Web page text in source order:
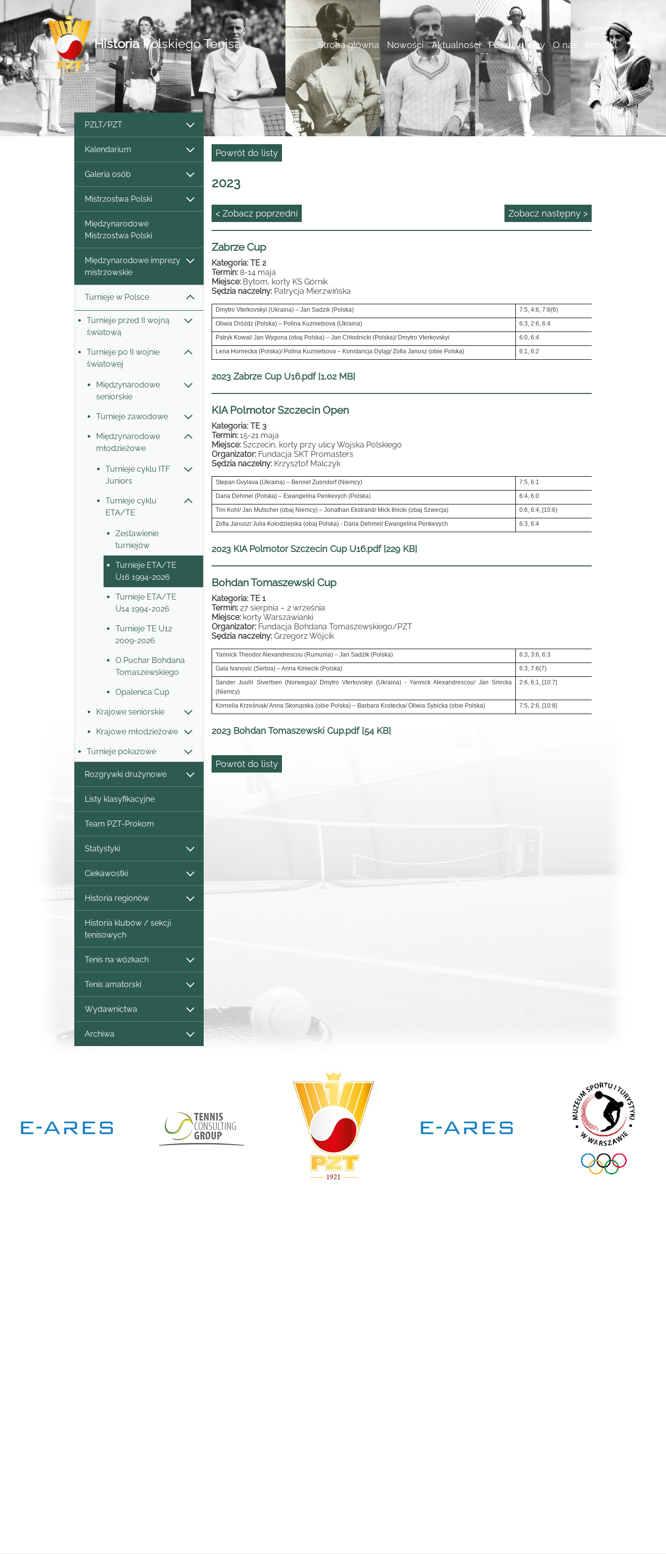
HistoriaPolskiego Tenisa Strona główna Nowości Aktualności Poszukujemy O nas Kontakt
PZLT/PZT
Kalendarium
Galeria osób
Mistrzostwa Polski
Międzynarodowe
Mistrzostwa Polski
Międzynarodowe imprezy
mistrzowskie
Turnieje w Polsce
Turnieje przed II wojną
światową
Turnieje po II wojnie
światowej
Międzynarodowe
seniorskie
Turnieje zawodowe
Międzynarodowe
młodzieżowe
Turnieje cyklu ITF
Juniors
Turnieje cyklu
ETA/TE
Zestawienie
turniejów
Turnieje ETA/TE
U16 1994-2026
Turnieje ETA/TE
U14 1994-2026
Turnieje TE U12
2009-2026
O Puchar Bohdana
Tomaszewskiego
Opalenica Cup
Krajowe seniorskie
Krajowe młodzieżowe
Turnieje pokazowe
Rozgrywki drużynowe
Listy klasyfikacyjne
Team PZT-Prokom
Statystyki
Ciekawostki
Historia regionów
Historia klubów / sekcji
tenisowych
Tenis na wózkach
Tenis amatorski
Wydawnictwa
Archiwa
Powrót do listy
2023
< Zobacz poprzedni Zobacz następny >
Zabrze Cup
Kategoria: TE 2
Termin: 8-14 maja
Miejsce: Bytom, korty KS Górnik
Sędzia naczelny: Patrycja Mierzwińska
Dmytro Vterkovskyi (Ukraina) – Jan Sadzik (Polska)
7:5, 4:6, 7:6(6)
Oliwia Dróżdz (Polska) – Polina Kuznietsova (Ukraina)
6:3, 2:6, 6:4
Patryk Kowal/ Jan Wygona (obaj Polska) – Jan Chłodnicki (Polska)/ Dmytro Vterkovskyi
6:0, 6:4
Lena Hornecka (Polska)/ Polina Kuznietsova – Konstancja Dyląg/ Zofia Janusz (obie Polska)
6:1, 6:2
2023 Zabrze Cup U16.pdf [1,02 MB]
KIA Polmotor Szczecin Open
Kategoria: TE 3
Termin: 15-21 maja
Miejsce: Szczecin, korty przy ulicy Wojska Polskiego
Organizator: Fundacja SKT Promasters
Sędzia naczelny: Krzysztof Malczyk
Stepan Gvylava (Ukraina) – Bennet Zuendorf (Niemcy)
7:5, 6:1
Daria Dehmel (Polska) – Ewangelina Penkevych (Polska)
6:4, 6:0
Tim Kohl/ Jan Mutscher (obaj Niemcy) – Jonathan Ekstrand/ Mick Ilnicki (obaj Szwecja)
0:6, 6:4, [10:6)
Zofia Janusz/ Julia Kołodziejska (obaj Polska) - Daria Dehmel/ Ewangelina Penkevych
6:3, 6:4
2023 KIA Polmotor Szczecin Cup U16.pdf [229 KB]
Bohdan Tomaszewski Cup
Kategoria: TE 1
Termin: 27 sierpnia – 2 września
Miejsce: korty Warszawianki
Organizator: Fundacja Bohdana Tomaszewskiego/PZT
Sędzia naczelny: Grzegorz Wójcik
Yannick Theodor Alexandrescou (Rumunia) – Jan Sadzik (Polska)
6:3, 3:6, 6:3
Gala Ivanovic (Serbia) – Anna Kmiecik (Polska)
6:3, 7:6(7)
Sander Juuhl Sivertsen (Norwegia)/ Dmytro Vterkovskyi (Ukraina) - Yannick Alexandrescou/ Jan Smrcka
(Niemcy)
2:6, 6;1, [10:7]
Kornelia Krześniak/ Anna Skorupska (obie Polska) – Barbara Kostecka/ Oliwia Sybicka (obie Polska) 7:5, 2:6, [10:8]
2023 Bohdan Tomaszewski Cup.pdf [54 KB]
Powrót do listy